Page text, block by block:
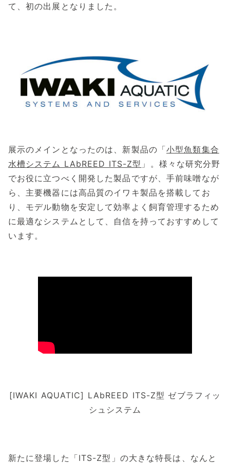
て、初の出展となりました。
展示のメインとなったのは、新製品の「小型魚類集合
水槽システム LAbREED ITS-Z型 」。様々な研究分野
でお役に立つべく開発した製品ですが、手前味噌なが
ら、主要機器には高品質のイワキ製品を搭載してお
り、モデル動物を安定して効率よく飼育管理するため
に最適なシステムとして、自信を持っておすすめして
います。
[IWAKI AQUATIC] LAbREED ITS-Z型 ゼブラフィッ
シュシステム
新たに登場した「ITS-Z型」の大きな特長は、なんと